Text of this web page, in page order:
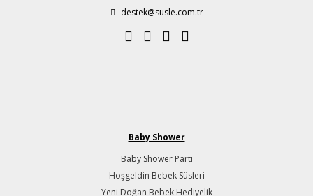
destek@susle.com.tr
Baby Shower
Baby Shower Parti
Hoşgeldin Bebek Süsleri
Yeni Doğan Bebek Hediyelik